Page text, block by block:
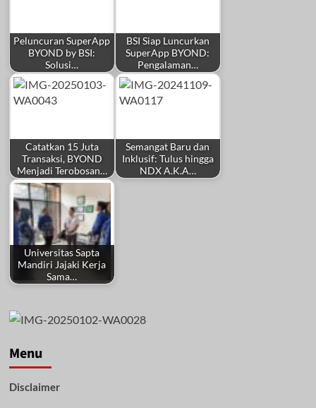
Peluncuran SuperApp
BYOND by BSI:
Solusi…
BSI Siap Luncurkan
SuperApp BYOND:
Pengalaman…
Catatkan 15 Juta
Transaksi, BYOND
Menjadi Terobosan…
Semangat Baru dan
Inklusif: Tulus hingga
NDX A.K.A…
Universitas Sapta
Mandiri Jajaki Kerja
Sama…
Menu
Disclaimer